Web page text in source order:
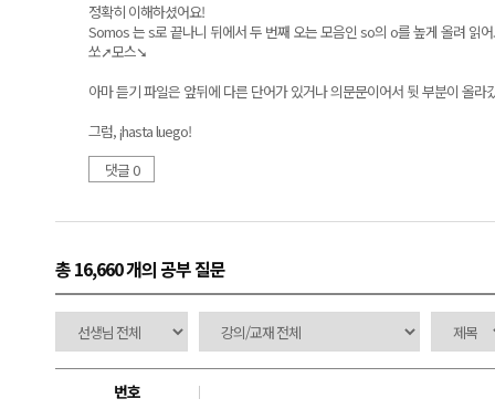
정확히 이해하셨어요!
Somos 는 s로 끝나니 뒤에서 두 번째 오는 모음인 so의 o를 높게 올려 읽
쏘➚모스➘
아마 듣기 파일은 앞뒤에 다른 단어가 있거나 의문문이어서 뒷 부분이 올라
그럼, ¡hasta luego!
댓글 0
총 16,660 개의 공부 질문
번호